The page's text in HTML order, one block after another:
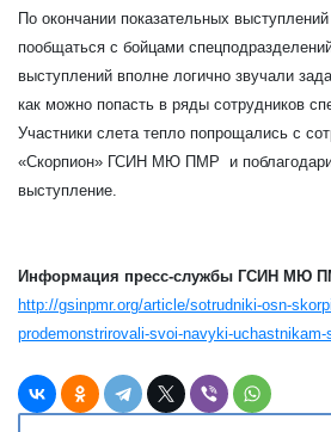
По окончании показательных
пообщаться с бойцами
выступлений вполне логично звучали
как можно попасть в ряды сотрудников
Участники слета тепло попрощались с
«Скорпион» ГСИН МЮ ПМР и
выступление.
Информация пресс-службы ГСИН МЮ
http://gsinpmr.org/article/sotrudniki-osn-
prodemonstrirovali-svoi-navyki-uchastnikam-